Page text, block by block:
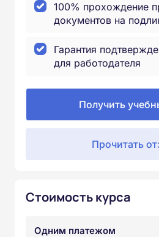
100% прохождение
документов на
Гарантия
для работодателя
Получить
Прочитать
Стоимость курса
Одним платежом